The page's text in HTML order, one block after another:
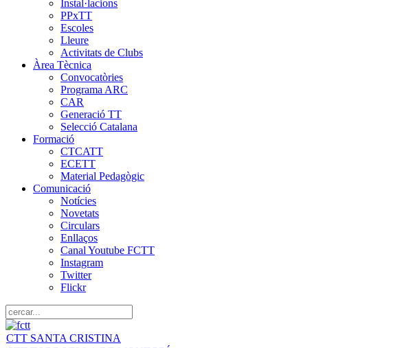
Instal·lacions
PPxTT
Escoles
Lleure
Activitats de Clubs
Àrea Tècnica
Convocatòries
Programa ARC
CAR
Generació TT
Selecció Catalana
Formació
CTCATT
ECETT
Material Pedagògic
Comunicació
Notícies
Novetats
Circulars
Enllaços
Canal Youtube FCTT
Instagram
Twitter
Flickr
CTT SANTA CRISTINA